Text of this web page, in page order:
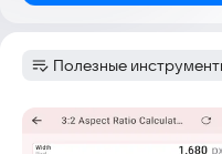
Категория:
Полезные
Скриншоты